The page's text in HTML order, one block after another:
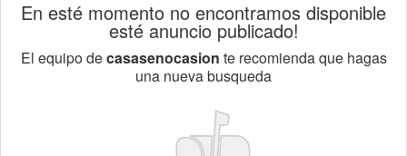
En esté momento no encontramos disponible
esté anuncio publicado!
El equipo decasasenocasion te recomienda que hagas
una nueva busqueda